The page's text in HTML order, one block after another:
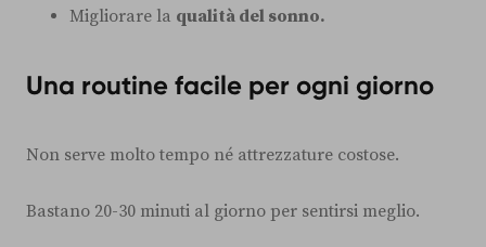
Migliorare la qualità del sonno.
Una routine facile per ogni giorno
Non serve molto tempo né attrezzature costose.
Bastano 20-30 minuti al giorno per sentirsi meglio.